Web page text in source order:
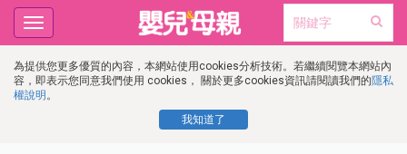
為提供您更多優質的內容，本網站使用cookies分析技術。若繼續閱覽本網站內
容，即表示您同意我們使用 cookies， 關於更多cookies資訊請閱讀我們的隱私
權說明 。
我知道了
Toggle
navigation